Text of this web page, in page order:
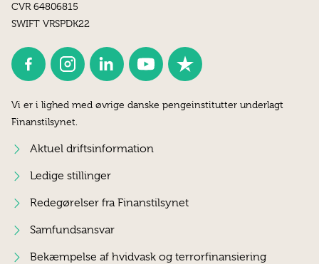
CVR 64806815
SWIFT VRSPDK22
Vi er i lighed med øvrige danske pengeinstitutter underlagt
Finanstilsynet.
Aktuel driftsinformation
Ledige stillinger
Redegørelser fra Finanstilsynet
Samfundsansvar
Bekæmpelse af hvidvask og terrorfinansiering